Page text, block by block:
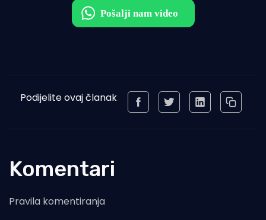
Podijelite ovaj članak
Komentari
Pravila komentiranja